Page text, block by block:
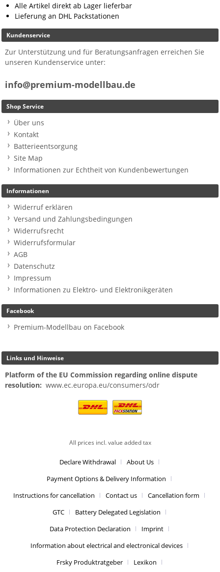
Alle Artikel direkt ab Lager lieferbar
Lieferung an DHL Packstationen
Kundenservice
Zur Unterstützung und für Beratungsanfragen erreichen Sie
unseren Kundenservice unter:
info@premium-modellbau.de
Shop Service
Über uns
Kontakt
Batterieentsorgung
Site Map
Informationen zur Echtheit von Kundenbewertungen
Informationen
Widerruf erklären
Versand und Zahlungsbedingungen
Widerrufsrecht
Widerrufsformular
AGB
Datenschutz
Impressum
Informationen zu Elektro- und Elektronikgeräten
Facebook
Premium-Modellbau on Facebook
Links und Hinweise
Platform of the EU Commission regarding online dispute
resolution: www.ec.europa.eu/consumers/odr
All prices incl. value added tax
Declare Withdrawal
About Us
Payment Options & Delivery Information
Instructions for cancellation
Contact us
Cancellation form
GTC
Battery Delegated Legislation
Data Protection Declaration
Imprint
Information about electrical and electronical devices
Frsky Produktratgeber
Lexikon